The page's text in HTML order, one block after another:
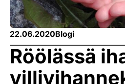
22.06.2020Blogi
Röölässä